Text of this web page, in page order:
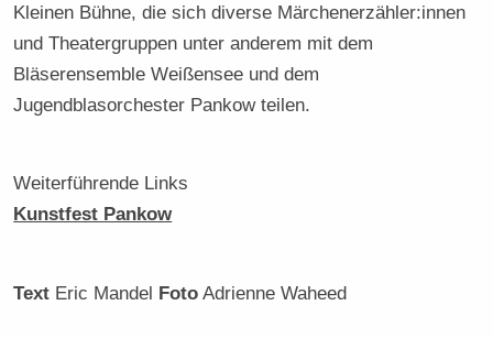
Kleinen Bühne, die sich diverse Märchenerzähler:innen
und Theatergruppen unter anderem mit dem
Bläserensemble Weißensee und dem
Jugendblasorchester Pankow teilen.
Weiterführende Links
Kunstfest Pankow
Text Eric Mandel Foto Adrienne Waheed